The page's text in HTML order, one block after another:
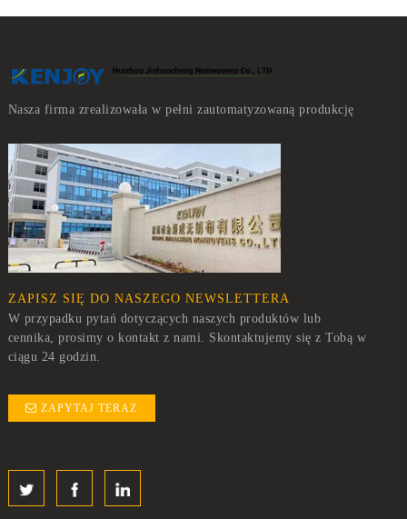
Nasza firma zrealizowała w pełni zautomatyzowaną produkcję
ZAPISZ SIĘ DO NASZEGO NEWSLETTERA
W przypadku pytań dotyczących naszych produktów lub
cennika, prosimy o kontakt z nami. Skontaktujemy się z Tobą w
ciągu 24 godzin.
ZAPYTAJ TERAZ